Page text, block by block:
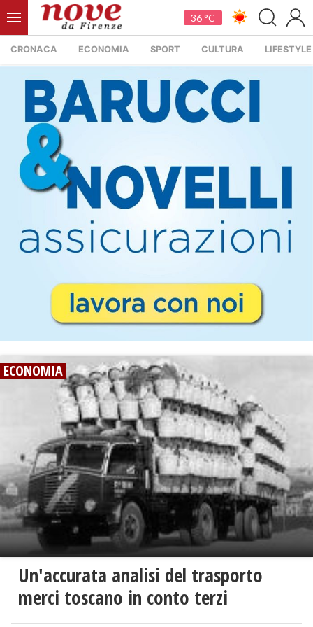
36 °C
CRONACA ECONOMIA SPORT CULTURA LIFESTYLE
ECONOMIA
Un'accurata analisi del trasporto
merci toscano in conto terzi